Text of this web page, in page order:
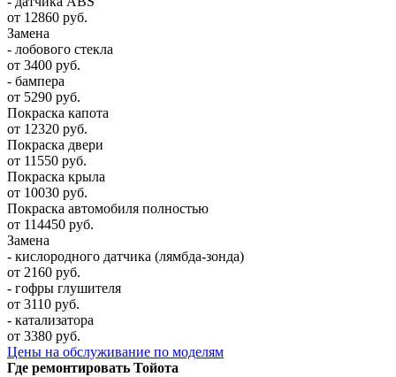
от 12860 руб.
Замена
- лобового стекла
от 3400 руб.
- бампера
от 5290 руб.
Покраска капота
от 12320 руб.
Покраска двери
от 11550 руб.
Покраска крыла
от 10030 руб.
Покраска автомобиля полностью
от 114450 руб.
Замена
- кислородного датчика (лямбда-зонда)
от 2160 руб.
- гофры глушителя
от 3110 руб.
- катализатора
от 3380 руб.
Цены на обслуживание по моделям
Где ремонтировать Тойота